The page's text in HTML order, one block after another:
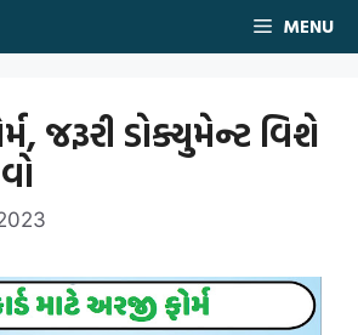
MENU
જરૂરી ડોક્યુમેન્ટ વિશે